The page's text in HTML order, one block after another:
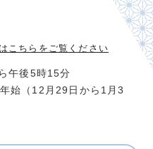
こちらをご覧ください
午後5時15分
始（12月29日から1月3